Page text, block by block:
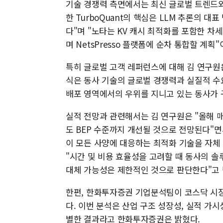
기술 경쟁력 측면에서는 최신 글로벌 트렌
한 TurboQuant의 핵심은 LLM 추론의 대표
다"며 "노타는 KV 캐시 최적화를 포함한 차
며 NetsPresso 플랫폼에 순차 통합할 계획"
특히 글로벌 고객 레퍼런스에 대해 김 연구
식은 동사 기술의 글로벌 경쟁력과 실질적
배포 영역에서의 우위를 지니고 있는 동사
실적 전망과 관련해서는 김 연구원은 "올해
도 BEP 수준까지 개선될 것으로 전망된다"
이 모든 사양에 대응하는 최적화 기술을 자
"시간 및 비용 효율성을 고려할 때 동사의
대체 가능성은 제한적인 것으로 판단한다"고
한편, 한화투자증권 기업분석팀이 코스닥
다. 이번 분석은 산업 구조 성장성, 실적 가
별한 결과라고 한화투자증권은 밝혔다.